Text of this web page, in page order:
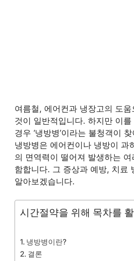
여름철, 에어컨과 냉장고의 도
것이 일반적입니다. 하지만 이
경우 ‘냉방병’이라는 불청객이
냉방병은 에어컨이나 냉방이 과
의 면역력이 떨어져 발생하는
함합니다. 그 증상과 예방, 치료
알아보겠습니다.
시간절약을 위해 목차를
냉방병이란?
결론